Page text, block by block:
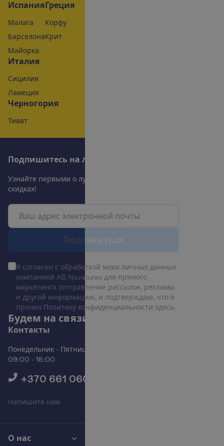
Испания
Малага
Барселона
Майорка
Греция
Корфу
Крит
Италия
Сицилия
Ламеция
Черногория
Тиват
Будем на связи
Контакты
Понедельник - Пятница
09:00 - 18:00
+370 661 06005
Напишите нам
Подпишитесь на л
Узнайте первыми о лу
скидках!
Я согласен с обработкой моих личных данных
компанией AB Novaturas для прямого
маркетинга (отправление рассылок, рекламы
и другой информации), и подтверждаю, что я
прочел Политику конфиденциальности здесь.
О нас